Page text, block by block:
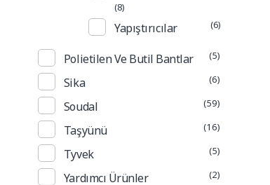
(8)
Yapıştırıcılar (6)
Polietilen Ve Butil Bantlar (5)
Sika (6)
Soudal (59)
Taşyünü (16)
Tyvek (5)
Yardımcı Ürünler (2)